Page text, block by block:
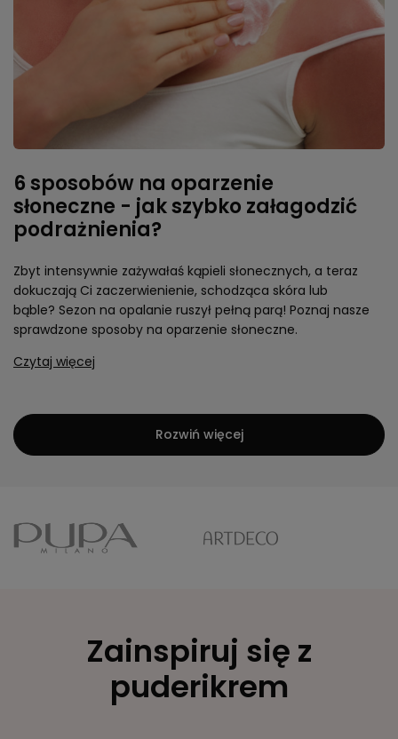
6 sposobów na oparzenie
słoneczne - jak szybko załagodzić
podrażnienia?
Zbyt intensywnie zażywałaś kąpieli słonecznych, a teraz
dokuczają Ci zaczerwienienie, schodząca skóra lub
bąble? Sezon na opalanie ruszył pełną parą! Poznaj nasze
sprawdzone sposoby na oparzenie słoneczne.
Czytaj więcej
Rozwiń więcej
Zainspiruj się z
puderikrem